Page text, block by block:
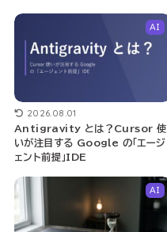
AI
2026.08.01
Antigravity とは？Cursor 使
いが注目する Google の「エージ
ェント前提」IDE
AI